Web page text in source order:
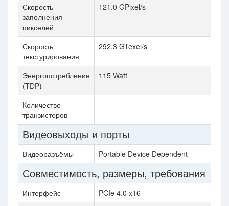
Скорость
заполнения
пикселей
121.0 GPixel/s
Скорость
текстурирования
292.3 GTexel/s
Энергопотребление
(TDP)
115 Watt
Количество
транзисторов
Видеовыходы и порты
Видеоразъёмы Portable Device Dependent
Совместимость, размеры, требования
Интерфейс
PCIe 4.0 x16